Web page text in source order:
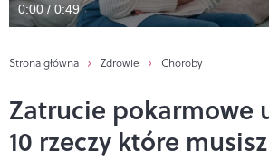
0:00 / 0:49
Strona główna Zdrowie Choroby
Zatrucie pokarmowe
10 rzeczy które